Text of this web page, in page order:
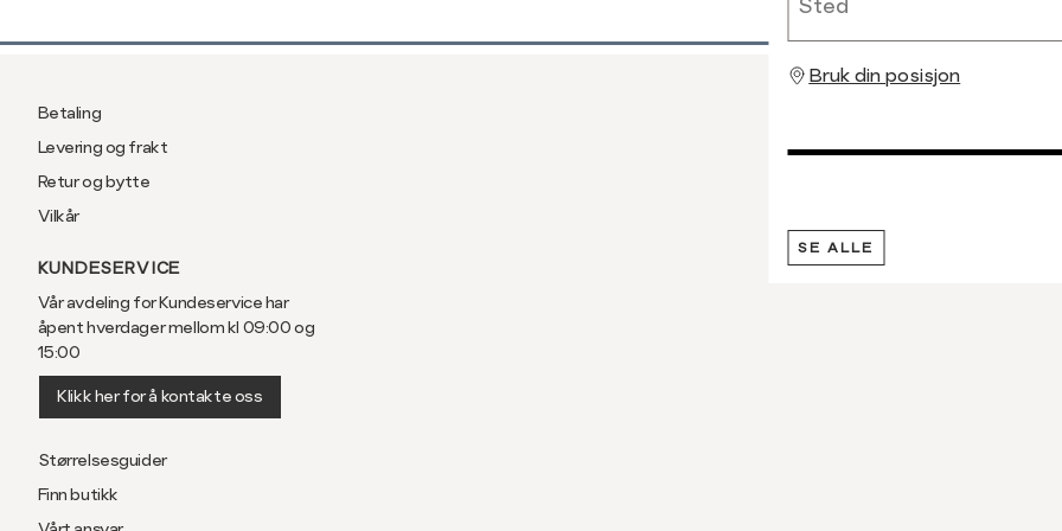
Bruk din posisjon
SE ALLE
Betaling
Levering og frakt
Retur og bytte
Vilkår
KUNDESERVICE
Vår avdeling for Kundeservice har
åpent hverdager mellom kl 09:00 og
15:00
Klikk her for å kontakte oss
Størrelsesguider
Finn butikk